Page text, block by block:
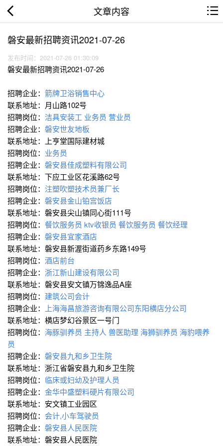
文章内容
磐安最新招聘资讯2021-07-26
发布时间：2021-07-26 01:30:09
磐安最新招聘资讯2021-07-26
招聘企业： 箭牌卫浴销售中心
联系地址：月山路102号
招聘岗位： 洁具安装工 业务员 营业员
招聘企业： 磐安世友地板
联系地址：上亨堂国际建材城
招聘岗位： 业务员
招聘企业： 磐安县佳成塑料有限公司
联系地址：下应工业区花溪路62号
招聘岗位： 注塑吹塑技术员兼厂长
招聘企业： 磐安县金山铂宫饭店
联系地址：磐安县尖山镇同心街111号
招聘岗位： 餐饮服务员 ktv收银员 餐饮服务员 餐饮经理
招聘企业： 磐安县宜家酒店
联系地址：磐安县新渥街道药乡东路149号
招聘岗位： 酒店前台
招聘企业： 浙江新山建设有限公司
联系地址：磐安县安文镇万锦逸品A座
招聘岗位： 建筑公司会计
招聘企业：
上海海昌旅游咨询有限公司东阳横店分公司
联系地址：横店梦幻谷景区一号门
招聘岗位： 海豚驯养员 主持人 兽医助理 海狮驯养员 海豹喂养
员
招聘企业： 磐安县九和乡卫生院
联系地址：浙江省磐安县九和乡卫生院
招聘岗位： 临床或妇幼及护理人员
招聘企业： 金华中盛塑料硬片有限公司
联系地址：安文镇工业园区
招聘岗位： 会计,小车驾驶员
招聘企业： 磐安县人民医院
联系地址：磐安县人民医院